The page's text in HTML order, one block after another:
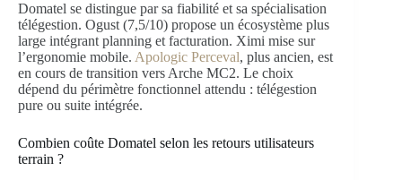
Domatel se distingue par sa fiabilité et sa spécialisation
télégestion. Ogust (7,5/10) propose un écosystème plus
large intégrant planning et facturation. Ximi mise sur
l’ergonomie mobile. Apologic Perceval, plus ancien, est
en cours de transition vers Arche MC2. Le choix
dépend du périmètre fonctionnel attendu : télégestion
pure ou suite intégrée.
Combien coûte Domatel selon les retours utilisateurs
terrain ?